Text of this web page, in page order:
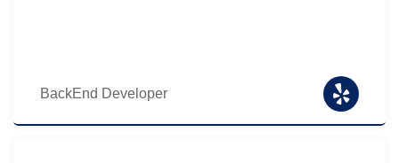
BackEnd Developer